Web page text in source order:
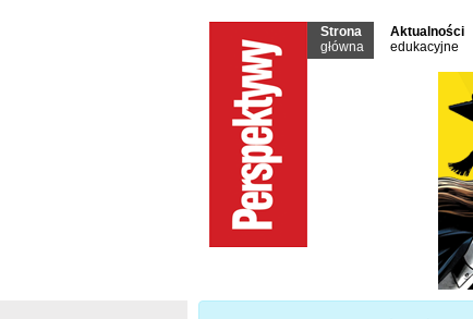
Strona
główna
Aktualności
edukacyjne